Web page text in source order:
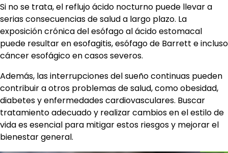
Si no se trata, el reflujo ácido nocturno puede llevar a
serias consecuencias de salud a largo plazo. La
exposición crónica del esófago al ácido estomacal
puede resultar en esofagitis, esófago de Barrett e incluso
cáncer esofágico en casos severos.
Además, las interrupciones del sueño continuas pueden
contribuir a otros problemas de salud, como obesidad,
diabetes y enfermedades cardiovasculares. Buscar
tratamiento adecuado y realizar cambios en el estilo de
vida es esencial para mitigar estos riesgos y mejorar el
bienestar general.